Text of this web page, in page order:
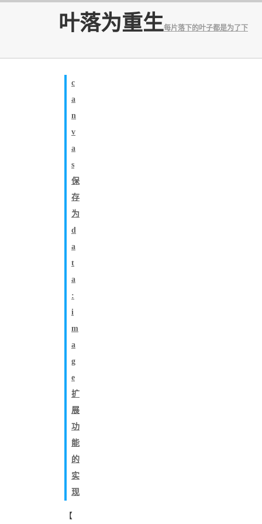
叶落为重生每片落下的叶子都是为了下
c
a
n
v
a
s
保
存
为
d
a
t
a
:
i
m
a
g
e
扩
展
功
能
的
实
现
【